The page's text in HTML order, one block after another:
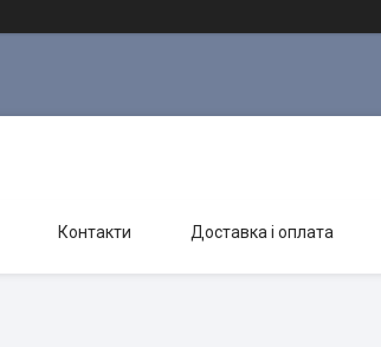
Контакти Доставка і оплата